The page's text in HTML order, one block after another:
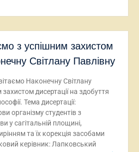
з успішним захистом
Світлану Павлівну
Наконечну Світлану
дисертації на здобуття
Тема дисертації:
організму студентів з
у сагітальній площині,
та їх корекція засобами
керівник: Лапковський